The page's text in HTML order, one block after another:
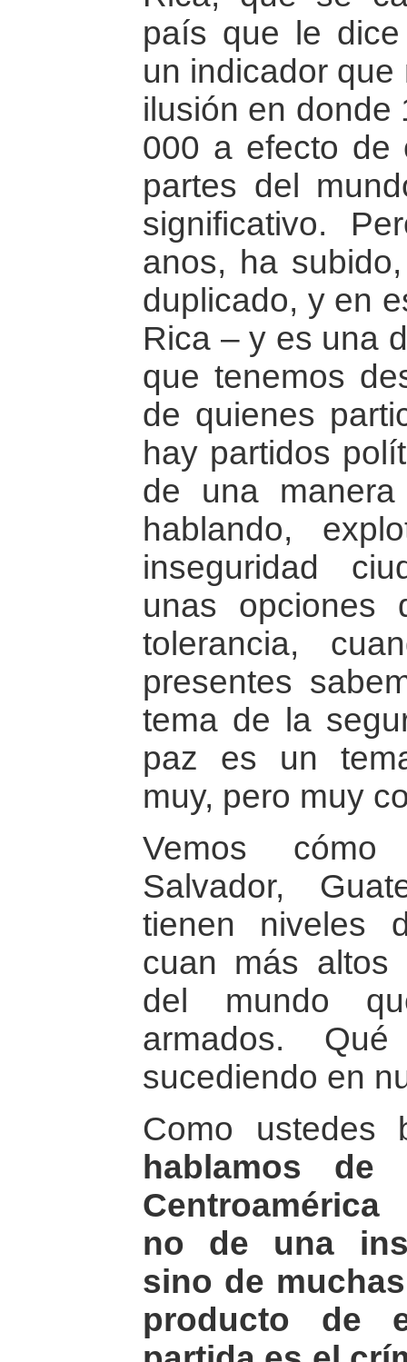
país que le
un indicador
ilusión en donde
000 a efecto de
partes del
significativo.
anos, ha
duplicado, y en
Rica – y es una
que tenemos
de quienes
hay partidos
de una manera
hablando,
inseguridad
unas opciones
tolerancia,
presentes
tema de la
paz es un
muy, pero muy
Vemos
Salvador,
tienen niveles
cuan más altos
del mundo
armados.
sucediendo en
Como
hablamos de
no de una
sino de
producto de